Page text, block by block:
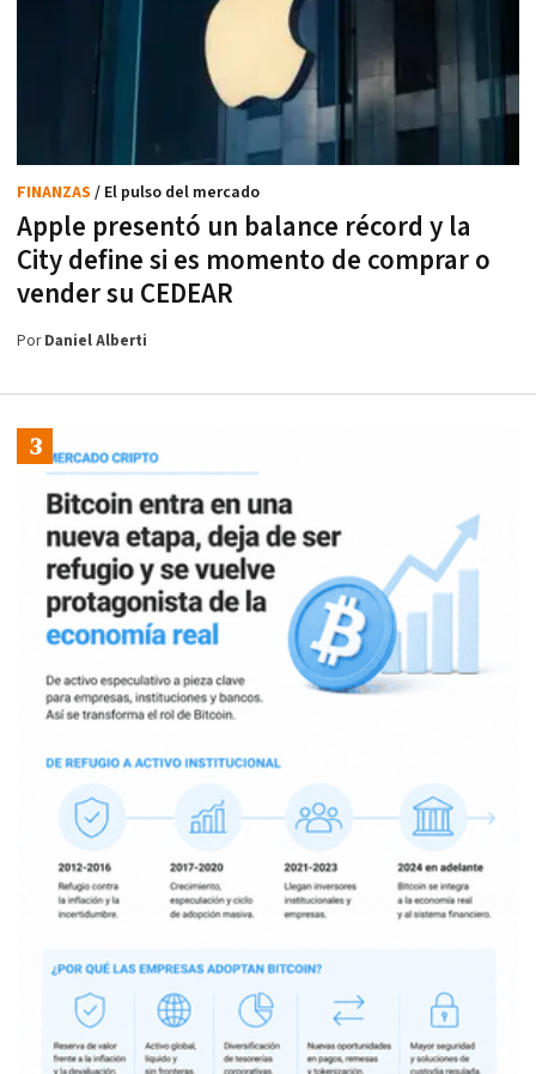
Apple presentó un balance récord y la
City define si es momento de comprar o
vender su CEDEAR
FINANZAS / El pulso del mercado
PorDaniel Alberti